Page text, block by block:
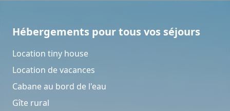
Hébergements pour tous vos séjours
Location tiny house
Location de vacances
Cabane au bord de l'eau
Gîte rural